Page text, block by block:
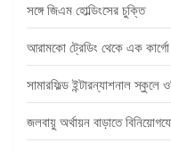
সঙ্গে জিএম হোল্ডিংসের চুক্তি
আরামকো ট্রেডিং থেকে এক
সামারফিল্ড ইন্টারন্যাশনাল
জলবায়ু অর্থায়ন বাড়াতে